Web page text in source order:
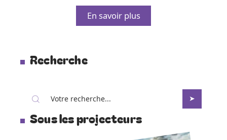
En savoir plus
Recherche
Sous les projecteurs